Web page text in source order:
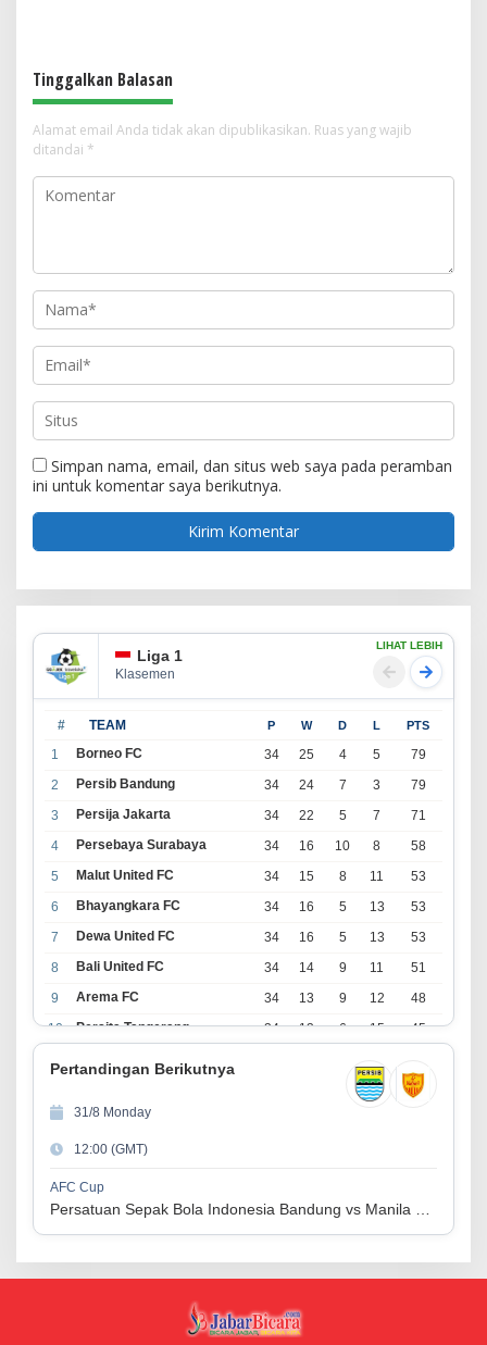
Tinggalkan Balasan
Alamat email Anda tidak akan dipublikasikan. Ruas yang wajib
ditandai *
Simpan nama, email, dan situs web saya pada peramban
ini untuk komentar saya berikutnya.
Liga 1
Klasemen
LIHAT LEBIH
# TEAM P W D L PTS
1 Borneo FC 34 25 4 5
79
2
Persib Bandung 34 24 7 3
79
3
Persija Jakarta 34 22 5 7
71
4
Persebaya Surabaya 34 16 10 8
58
5
Malut United FC 34 15 8 11
53
6
Bhayangkara FC 34 16 5 13
53
7
Dewa United FC 34 16 5 13
53
8
Bali United FC 34 14 9 11
51
9
Arema FC 34 13 9 12
48
10
Persita Tangerang 34 13 6 15
45
17
39
13
Persijap Jepara
14
Madura United FC
15
PSM Makassar
16
Persis Solo 34 8 10 16
34
Semen Padang FC
Pertandingan Berikutnya
31/8 Monday
12:00 (GMT)
AFC Cup